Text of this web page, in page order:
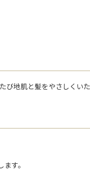
地肌と髪をやさしくいた
す。